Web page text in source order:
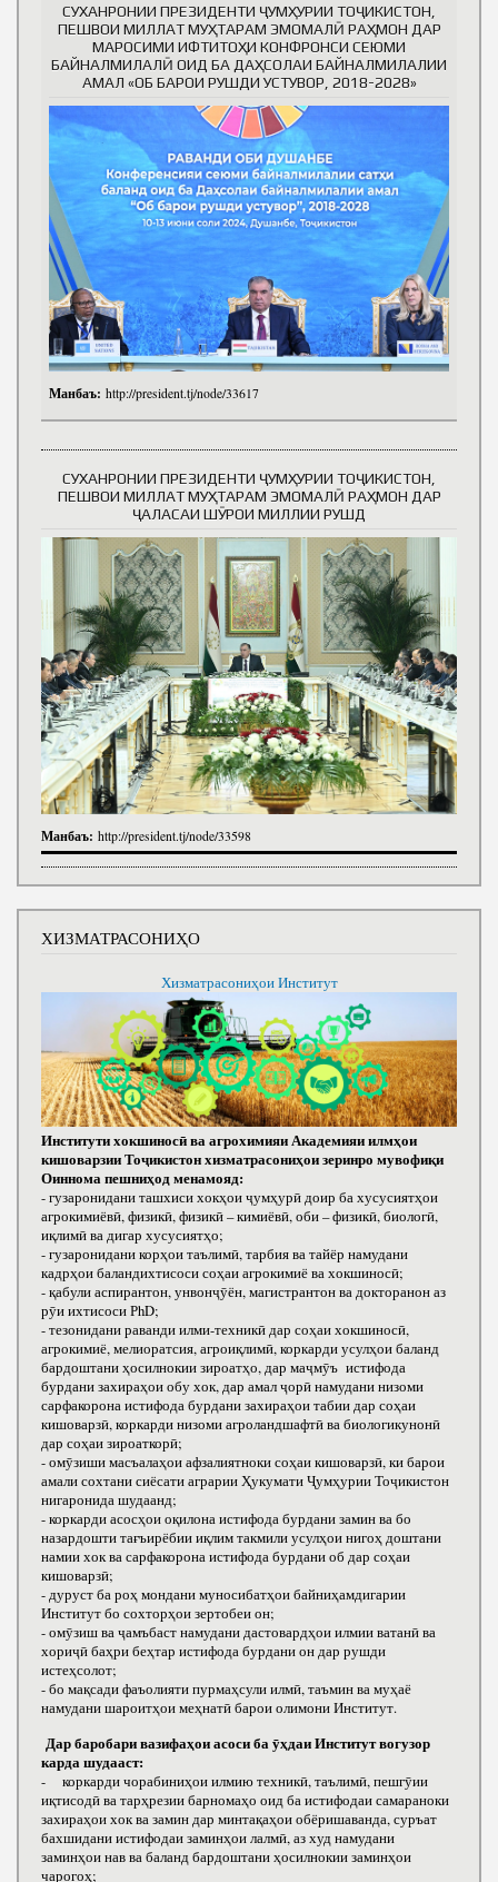
СУХАНРОНИИ ПРЕЗИДЕНТИ ҶУМҲУРИИ ТОҶИКИСТОН,
ПЕШВОИ МИЛЛАТ МУҲТАРАМ ЭМОМАЛӢ РАҲМОН ДАР
МАРОСИМИ ИФТИТОҲИ КОНФРОНСИ СЕЮМИ
БАЙНАЛМИЛАЛӢ ОИД БА ДАҲСОЛАИ БАЙНАЛМИЛАЛИИ
АМАЛ «ОБ БАРОИ РУШДИ УСТУВОР, 2018-2028»
Манбаъ: http://president.tj/node/33617
СУХАНРОНИИ ПРЕЗИДЕНТИ ҶУМҲУРИИ ТОҶИКИСТОН,
ПЕШВОИ МИЛЛАТ МУҲТАРАМ ЭМОМАЛӢ РАҲМОН ДАР
ҶАЛАСАИ ШӮРОИ МИЛЛИИ РУШД
Манбаъ: http://president.tj/node/33598
ХИЗМАТРАСОНИҲО
Хизматрасониҳои Институт
Институти хокшиносӣ ва агрохимияи Академияи илмҳои
кишоварзии Тоҷикистон хизматрасониҳои зеринро мувофиқи
Оиннома пешниҳод менамояд:
- гузаронидани ташхиси хокҳои ҷумҳурӣ доир ба хусусиятҳои
агрокимиёвӣ, физикӣ, физикӣ – кимиёвӣ, оби – физикӣ, биологӣ,
иқлимӣ ва дигар хусусиятҳо;
- гузаронидани корҳои таълимӣ, тарбия ва тайёр намудани
кадрҳои баландихтисоси соҳаи агрокимиё ва хокшиносӣ;
- қабули аспирантон, унвонҷӯён, магистрантон ва докторанон аз
рӯи ихтисоси РhD;
- тезонидани раванди илми-техникӣ дар соҳаи хокшиносӣ,
агрокимиё, мелиоратсия, агроиқлимӣ, коркарди усулҳои баланд
бардоштани ҳосилнокии зироатҳо, дар маҷмӯъ истифода
бурдани захираҳои обу хок, дар амал ҷорӣ намудани низоми
сарфакорона истифода бурдани захираҳои табии дар соҳаи
кишоварзӣ, коркарди низоми агроландшафтӣ ва биологикунонӣ
дар соҳаи зироаткорӣ;
- омӯзиши масъалаҳои афзалиятноки соҳаи кишоварзӣ, ки барои
амали сохтани сиёсати аграрии Ҳукумати Ҷумҳурии Тоҷикистон
нигаронида шудаанд;
- коркарди асосҳои оқилона истифода бурдани замин ва бо
назардошти тағъирёбии иқлим такмили усулҳои нигоҳ доштани
намии хок ва сарфакорона истифода бурдани об дар соҳаи
кишоварзӣ;
- дуруст ба роҳ мондани муносибатҳои байниҳамдигарии
Институт бо сохторҳои зертобеи он;
- омӯзиш ва ҷамъбаст намудани дастовардҳои илмии ватанӣ ва
хориҷӣ баҳри беҳтар истифода бурдани он дар рушди
истеҳсолот;
- бо мақсади фаъолияти пурмаҳсули илмӣ, таъмин ва муҳаё
намудани шароитҳои меҳнатӣ барои олимони Институт.
Дар баробари вазифаҳои асоси ба ӯҳдаи Институт вогузор
карда шудааст:
- коркарди чорабиниҳои илмию техникӣ, таълимӣ, пешгӯии
иқтисодӣ ва тарҳрезии барномаҳо оид ба истифодаи самараноки
захираҳои хок ва замин дар минтақаҳои обёришаванда, суръат
бахшидани истифодаи заминҳои лалмӣ, аз худ намудани
заминҳои нав ва баланд бардоштани ҳосилнокии заминҳои
чарогоҳ;